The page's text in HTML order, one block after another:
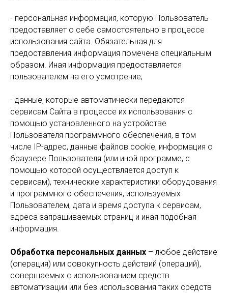
- персональная информация, которую Пользователь
предоставляет о себе самостоятельно в процессе
использования сайта. Обязательная для
предоставления информация помечена специальным
образом. Иная информация предоставляется
пользователем на его усмотрение;
- данные, которые автоматически передаются
сервисам Сайта в процессе их использования с
помощью установленного на устройстве
Пользователя программного обеспечения, в том
числе IP-адрес, данные файлов cookie, информация о
браузере Пользователя (или иной программе, с
помощью которой осуществляется доступ к
сервисам), технические характеристики оборудования
и программного обеспечения, используемых
Пользователем, дата и время доступа к сервисам,
адреса запрашиваемых страниц и иная подобная
информация.
Обработка персональных данных – любое действие
(операция) или совокупность действий (операций),
совершаемых с использованием средств
автоматизации или без использования таких средств